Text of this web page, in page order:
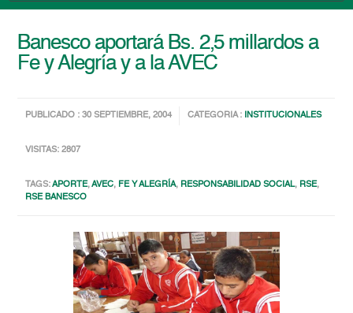
Banesco aportará Bs. 2,5 millardos a
Fe y Alegría y a la AVEC
PUBLICADO : 30 SEPTIEMBRE, 2004 CATEGORIA : INSTITUCIONALES
VISITAS: 2807
TAGS:APORTE,AVEC, FE Y ALEGRÍA, RESPONSABILIDAD SOCIAL, RSE,
RSE BANESCO